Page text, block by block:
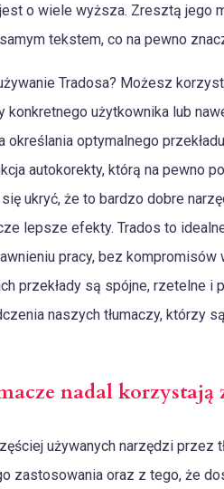
o wiele wyższa. Zresztą jego
tekstem, co na pewno
Tradosa? Możesz
użytkownika lub
optymalnego
autokorekty, którą na pewno
ukryć, że to bardzo dobre
lepsze efekty. Trados to
pracy, bez
przekłady są spójne, rzetelne
naszych tłumaczy, którzy
nadal korzystają
używanych narzędzi przez
zastosowania oraz z tego, że